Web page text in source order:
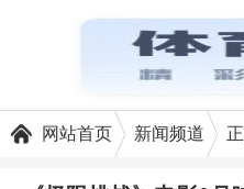
网站首页 新闻频道